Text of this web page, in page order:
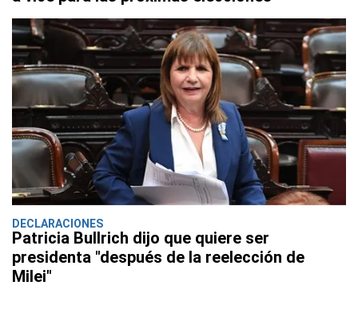
DECLARACIONES
Patricia Bullrich dijo que quiere ser
presidenta "después de la reelección de
Milei"